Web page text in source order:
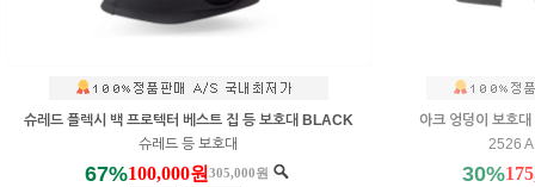
슈레드 플렉시 백 프로텍터 베스트 집 등 보호대 BLACK
슈레드 등 보호대
67%100,000원 305,000원
아크 엉덩이 보호
2526
30%